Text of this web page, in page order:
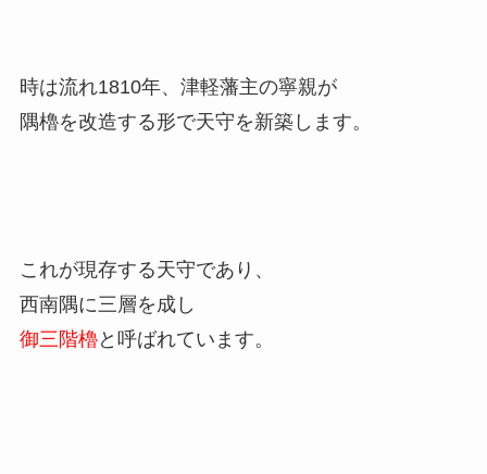
時は流れ1810年、津軽藩主の寧親が
隅櫓を改造する形で天守を新築します。
これが現存する天守であり、
西南隅に三層を成し
御三階櫓と呼ばれています。